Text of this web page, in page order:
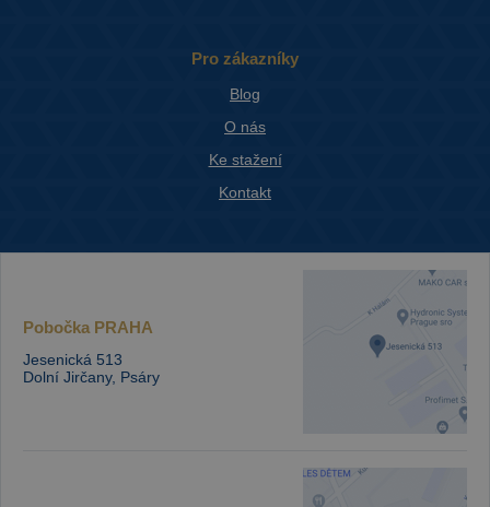
Pro zákazníky
Blog
O nás
Ke stažení
Kontakt
Pobočka PRAHA
Jesenická 513
Dolní Jirčany, Psáry